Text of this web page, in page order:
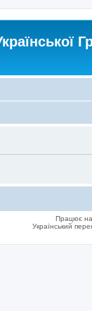
Працює на
Український